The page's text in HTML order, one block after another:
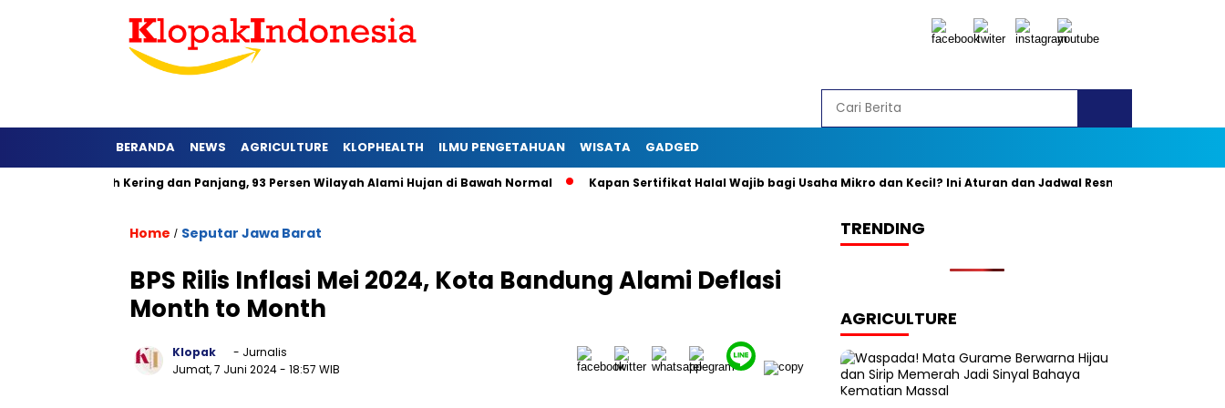
BERANDA NEWS AGRICULTURE KLOPHEALTH ILMU PENGETAHUAN WISATA GADGED
Barat Lebih Kering dan Panjang, 93 Persen Wilayah Alami Hujan di Bawah Normal Kapan Sertifikat Halal Wajib bagi Usaha Mikro dan Kecil? Ini Aturan dan Jadwal Resminya
Home / Seputar Jawa Barat
BPS Rilis Inflasi Mei 2024, Kota Bandung Alami Deflasi
Month to Month
Klopak
- Jurnalis
Jumat, 7 Juni 2024- 18:57 WIB
TRENDING
AGRICULTURE